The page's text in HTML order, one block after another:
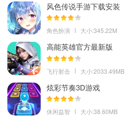
风色传说手游下载安装
角色扮演 大小:345.22M
高能英雄官方最新版
飞行射击 大小:2033.49MB
炫彩节奏3D游戏
休闲益智 大小:38.60MB